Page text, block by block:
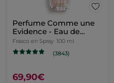
Perfume Comme une
Evidence - Eau de
Parfum
Frasco en Spray 100 ml
(3843)
69,90€